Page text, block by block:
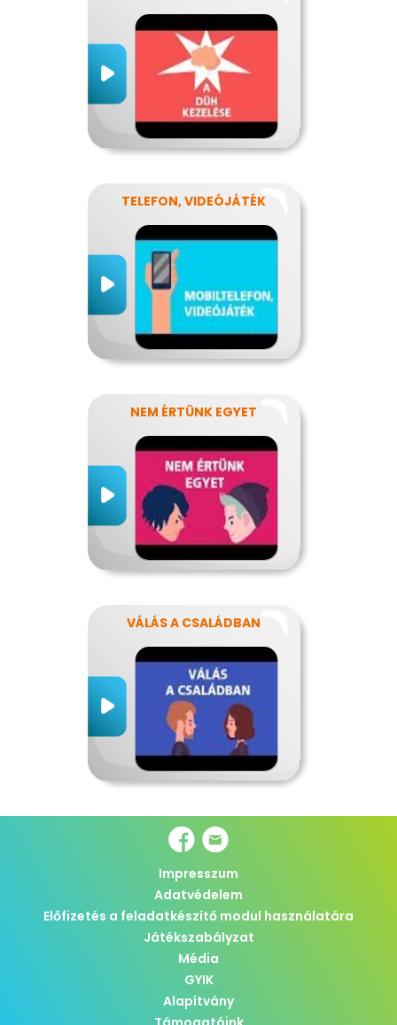
TELEFON, VIDEÓJÁTÉK
NEM ÉRTÜNK EGYET
VÁLÁS A CSALÁDBAN
Impresszum
Adatvédelem
Előfizetés a feladatkészítő modul használatára
Játékszabályzat
Média
GYIK
Alapítvány